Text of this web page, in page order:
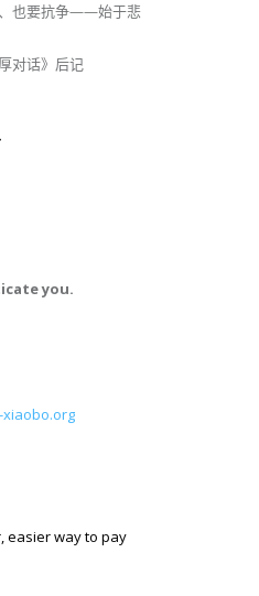
也要抗争——始于悲
对话》后记
you.
xiaobo.org